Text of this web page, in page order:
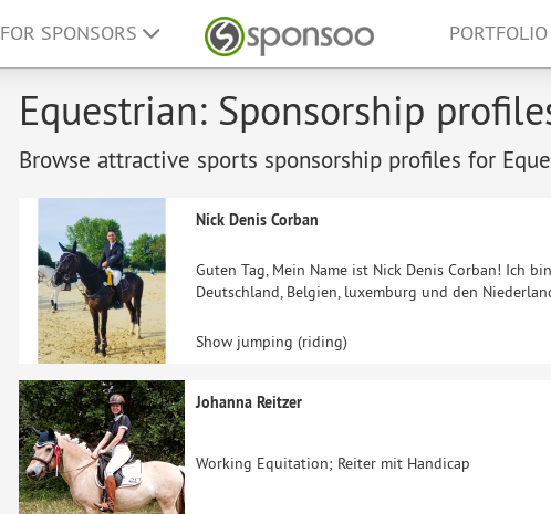
FOR SPONSORS PORTFOLIO
Equestrian: Sponsorship
Browse attractive sports sponsorship profiles for
Nick Denis Corban
Guten Tag, Mein Name ist Nick Denis Corban! Ich
Deutschland, Belgien, luxemburg und den
Show jumping (riding)
Johanna Reitzer
Working Equitation; Reiter mit Handicap